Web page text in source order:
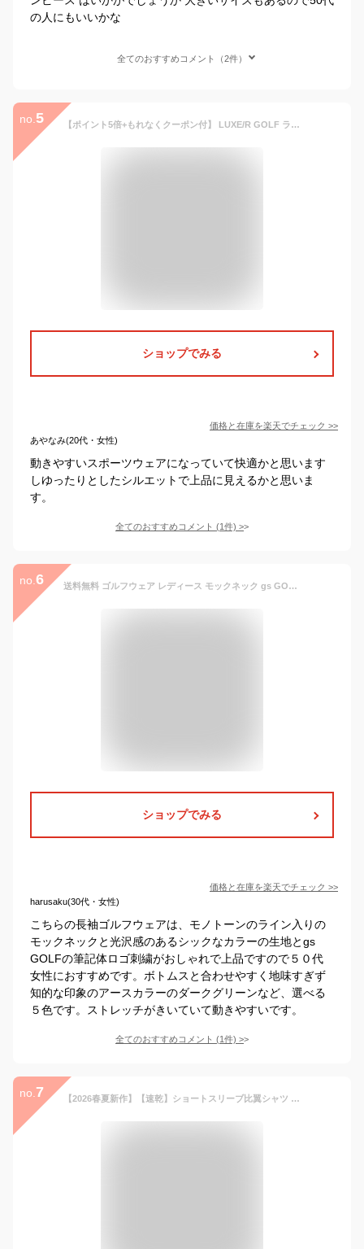
の人にもいいかな
全てのおすすめコメント（2件）
no. 5 【ポイント5倍+もれなくクーポン付】 LUXE/R GOLF ラグジュ ゴルフ ゴルフウェア Tシャツ メンズ レディース 半袖 ストレッチ ブロード ユニセックス ゆったりシルエット 大きいサイズ 再入荷
ショップでみる
価格と在庫を楽天でチェック >>
あやなみ(20代・女性)
動きやすいスポーツウェアになっていて快適かと思います
しゆったりとしたシルエットで上品に見えるかと思いま
す。
全てのおすすめコメント (1件) >
no. 6 送料無料 ゴルフウェア レディース モックネック gs GOLF ポロシャツ ハイネック 長袖 ストレッチ トップス ロゴ刺繍 ライン 無地 おしゃれ かわいい 韓国系 春夏 秋冬 ゆうパケ
ショップでみる
価格と在庫を楽天でチェック >>
harusaku(30代・女性)
こちらの長袖ゴルフウェアは、モノトーンのライン入りの
モックネックと光沢感のあるシックなカラーの生地とgs
GOLFの筆記体ロゴ刺繍がおしゃれで上品ですので５０代
女性におすすめです。ボトムスと合わせやすく地味すぎず
知的な印象のアースカラーのダークグリーンなど、選べる
５色です。ストレッチがきいていて動きやすいです。
全てのおすすめコメント (1件) >
no. 7 【2026春夏新作】【速乾】ショートスリーブ比翼シャツ レディース ゴルフウェア デルソル ゴルフ トップス ネイビー イエロー サックス スポーティ M L LL 3L 大きいサイズ プラスサイズ 涼しい バックタック 襟 40代 50代 30代 2026 春 夏 7921 春夏 新作 ストレッチ